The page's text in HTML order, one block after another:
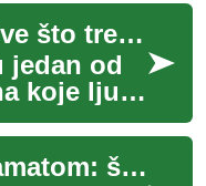
Osobni zajmovi: Sve što trebate znati
jedan od
koje ljudi
različite
da
Kredit s niskom kamatom: što trebate znati